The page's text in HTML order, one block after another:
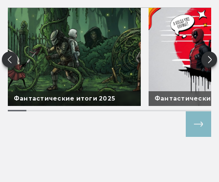
Фантастические итоги 2025 Фантастические